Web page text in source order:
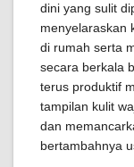
dini yang sulit
menyelaraskan
di rumah serta
secara berkala
terus produktif
tampilan kulit
dan
bertambahnya